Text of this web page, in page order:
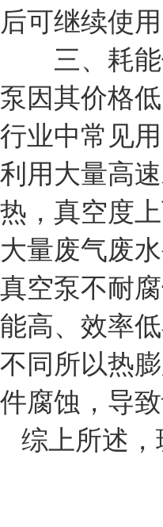
后可继续使用
三、耗能
泵因其价格
行业中常见
利用大量高
热，真空度
大量废气废
真空泵不耐
能高、效率
不同所以热
件腐蚀，导致
综上所述，